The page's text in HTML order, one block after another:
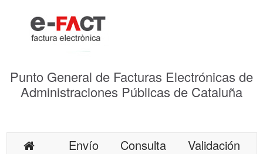
Punto General de Facturas Electrónicas de
Administraciones Públicas de Cataluña
Envío Consulta
Validación